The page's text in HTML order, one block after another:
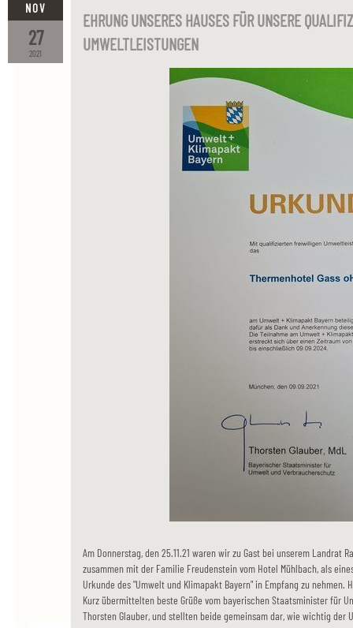
2021
27
NOV
EHRUNG UNSERES HAUSES FÜR UNSERE
UMWELTLEISTUNGEN
Am Donnerstag, den 25.11.21 waren wir zu Gast bei unserem Landrat
zusammen mit der Familie Freudenstein vom Hotel Mühlbach, als
Urkunde des "Umwelt und Klimapakt Bayern" in Empfang zu
Kurz übermittelten beste Grüße vom bayerischen Staatsminister für
Thorsten Glauber, und stellten beide gemeinsam dar, wie wichtig